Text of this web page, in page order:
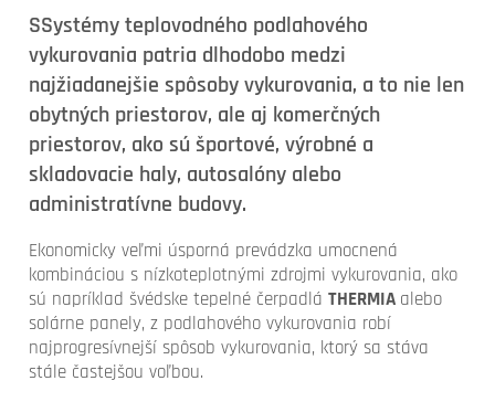
SSystémy teplovodného podlahového
vykurovania patria dlhodobo medzi
najžiadanejšie spôsoby vykurovania, a to nie len
obytných priestorov, ale aj komerčných
priestorov, ako sú športové, výrobné a
skladovacie haly, autosalóny alebo
administratívne budovy.
Ekonomicky veľmi úsporná prevádzka umocnená
kombináciou s nízkoteplotnými zdrojmi vykurovania, ako
sú napríklad švédske tepelné čerpadlá THERMIA alebo
solárne panely, z podlahového vykurovania robí
najprogresívnejší spôsob vykurovania, ktorý sa stáva
stále častejšou voľbou.